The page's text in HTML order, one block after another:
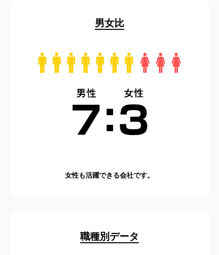
男女比
女性も活躍できる会社です。
職種別データ